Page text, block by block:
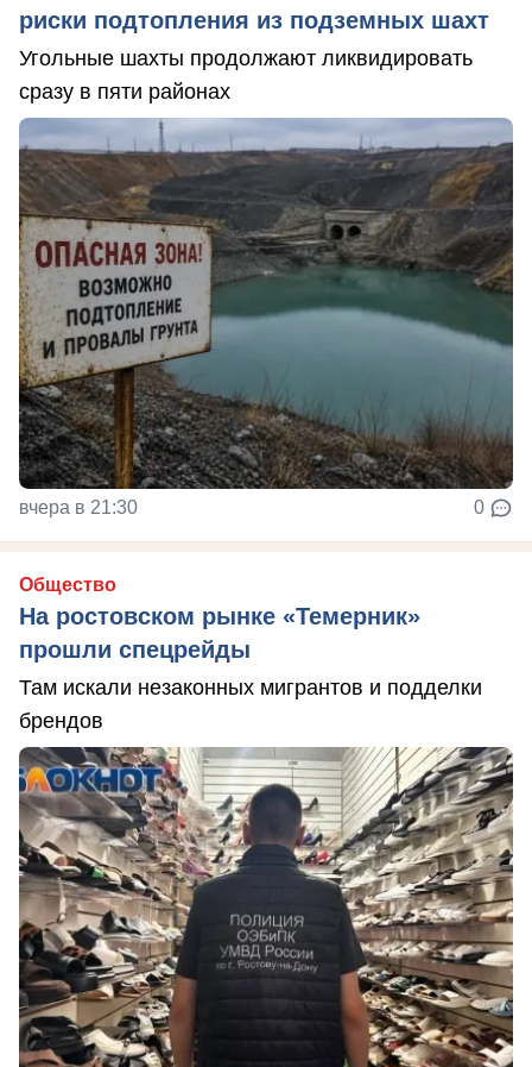
риски подтопления из подземных шахт
Угольные шахты продолжают ликвидировать
сразу в пяти районах
вчера в 21:30 0
Общество
На ростовском рынке «Темерник»
прошли спецрейды
Там искали незаконных мигрантов и подделки
брендов